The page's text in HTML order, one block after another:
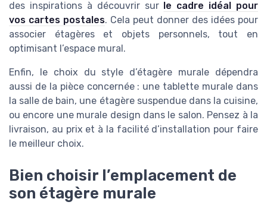
des inspirations à découvrir sur
le cadre idéal pour
vos cartes postales. Cela peut donner des idées pour
associer étagères et objets personnels, tout en
optimisant l’espace mural.
Enfin, le choix du style d’étagère murale dépendra
aussi de la pièce concernée : une tablette murale dans
la salle de bain, une étagère suspendue dans la cuisine,
ou encore une murale design dans le salon. Pensez à la
livraison, au prix et à la facilité d’installation pour faire
le meilleur choix.
Bien choisir l’emplacement de
son étagère murale